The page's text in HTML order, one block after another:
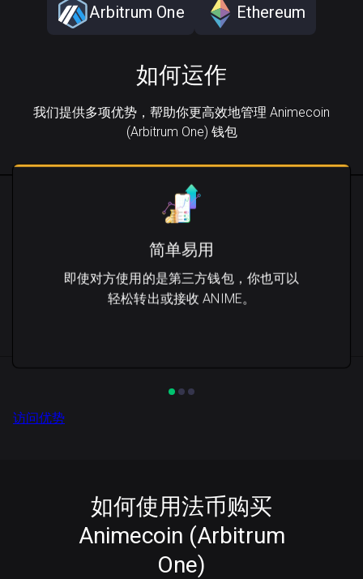
Arbitrum One Ethereum
如何运作
我们提供多项优势，帮助你更高效地管理 Animecoin
(Arbitrum One) 钱包
简单易用
即使对方使用的是第三方钱包，你也可以
轻松转出或接收 ANIME。
访问优势
如何使用法币购买
Animecoin (Arbitrum
One)